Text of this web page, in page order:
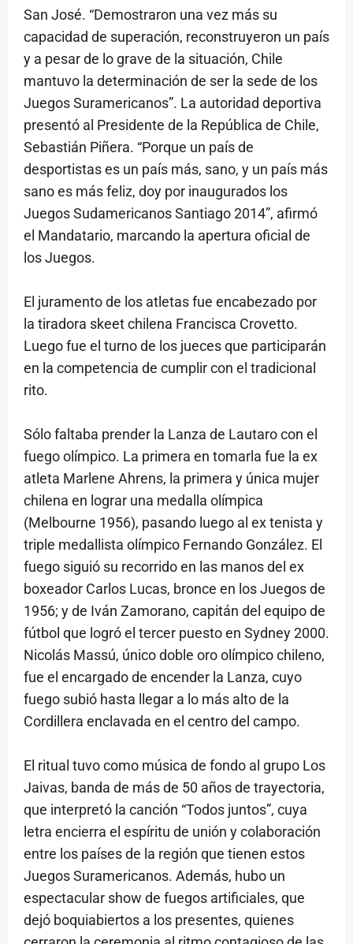
San José. “Demostraron una vez más su
capacidad de superación, reconstruyeron un país
y a pesar de lo grave de la situación, Chile
mantuvo la determinación de ser la sede de los
Juegos Suramericanos”. La autoridad deportiva
presentó al Presidente de la República de Chile,
Sebastián Piñera. “Porque un país de
desportistas es un país más, sano, y un país más
sano es más feliz, doy por inaugurados los
Juegos Sudamericanos Santiago 2014”, afirmó
el Mandatario, marcando la apertura oficial de
los Juegos.
El juramento de los atletas fue encabezado por
la tiradora skeet chilena Francisca Crovetto.
Luego fue el turno de los jueces que participarán
en la competencia de cumplir con el tradicional
rito.
Sólo faltaba prender la Lanza de Lautaro con el
fuego olímpico. La primera en tomarla fue la ex
atleta Marlene Ahrens, la primera y única mujer
chilena en lograr una medalla olímpica
(Melbourne 1956), pasando luego al ex tenista y
triple medallista olímpico Fernando González. El
fuego siguió su recorrido en las manos del ex
boxeador Carlos Lucas, bronce en los Juegos de
1956; y de Iván Zamorano, capitán del equipo de
fútbol que logró el tercer puesto en Sydney 2000.
Nicolás Massú, único doble oro olímpico chileno,
fue el encargado de encender la Lanza, cuyo
fuego subió hasta llegar a lo más alto de la
Cordillera enclavada en el centro del campo.
El ritual tuvo como música de fondo al grupo Los
Jaivas, banda de más de 50 años de trayectoria,
que interpretó la canción “Todos juntos”, cuya
letra encierra el espíritu de unión y colaboración
entre los países de la región que tienen estos
Juegos Suramericanos. Además, hubo un
espectacular show de fuegos artificiales, que
dejó boquiabiertos a los presentes, quienes